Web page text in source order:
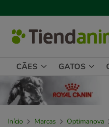
CÃES GATOS
Início Marcas Optimanova